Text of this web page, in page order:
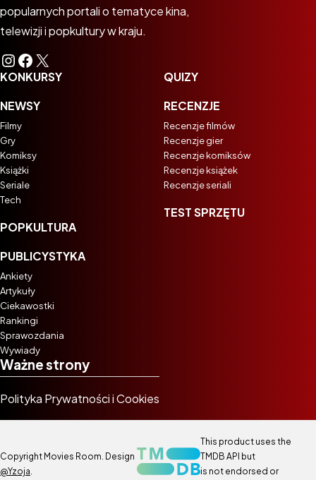
popularnych portali o tematyce kina,
telewizji i popkultury w kraju.
Instagram
Facebook
X
KONKURSY
NEWSY
Filmy
Gry
Komiksy
Książki
Seriale
Tech
POPKULTURA
PUBLICYSTYKA
Ankiety
Artykuły
Ciekawostki
Rankingi
Sprawozdania
Wywiady
QUIZY
RECENZJE
Recenzje filmów
Recenzje gier
Recenzje komiksów
Recenzje książek
Recenzje seriali
TEST SPRZĘTU
Ważne strony
Polityka Prywatności i Cookies
Copyright Movies Room. Design
@Yzoja
This product uses the
TMDB API but
is not endorsed or